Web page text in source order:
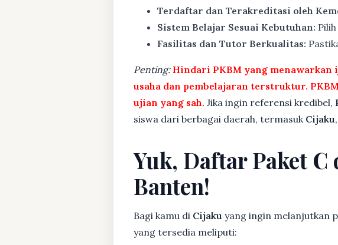
Terdaftar dan Terakreditasi oleh
Sistem Belajar Sesuai Kebutuhan:
Fasilitas dan Tutor Berkualitas:
Penting: Hindari PKBM yang menawarkan
usaha dan pembelajaran terstruktur.
ujian yang sah. Jika ingin referensi kredibel,
siswa dari berbagai daerah, termasuk Cijaku
Yuk, Daftar Paket
Banten!
Bagi kamu di Cijaku yang ingin melanjutkan
yang tersedia meliputi: